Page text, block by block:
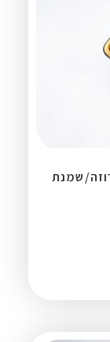
שמנת